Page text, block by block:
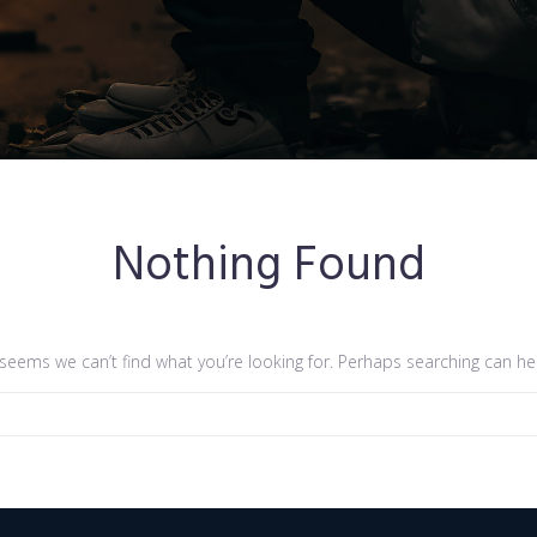
Nothing Found
we can’t find what you’re looking for. Perhaps searching can